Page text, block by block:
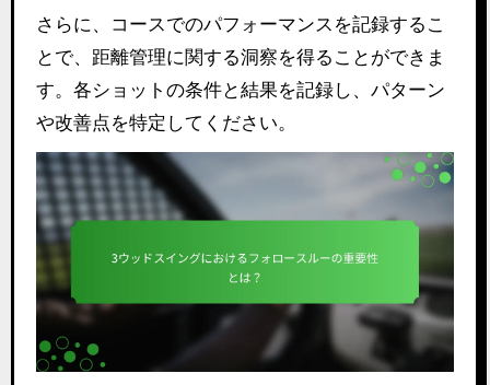
さらに、コースでのパフォーマンスを記録するこ
とで、距離管理に関する洞察を得ることができま
す。各ショットの条件と結果を記録し、パターン
や改善点を特定してください。